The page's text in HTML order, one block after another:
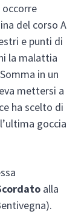
occorre
del corso A
e punti di
la malattia
in un
mettersi a
ha scelto di
goccia
alla